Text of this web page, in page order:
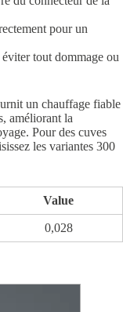
pour un
tout dommage ou
un chauffage fiable
améliorant la
Pour des cuves
les variantes 300
Value
0,028